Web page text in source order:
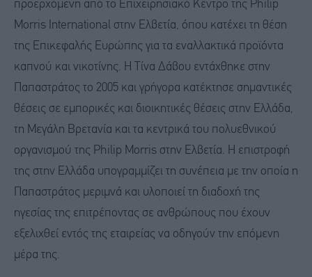
προερχόμενη από το Επιχειρησιακό Κέντρο της Philip
Morris International στην Ελβετία, όπου κατέχει τη θέση
της Επικεφαλής Ευρώπης για τα εναλλακτικά προϊόντα
καπνού και νικοτίνης. Η Τίνα Δάβου εντάχθηκε στην
Παπαστράτος το 2005 και γρήγορα κατέκτησε σημαντικές
θέσεις σε εμπορικές και διοικητικές θέσεις στην Ελλάδα,
τη Μεγάλη Βρετανία και τα κεντρικά του πολυεθνικού
οργανισμού της Philip Morris στην Ελβετία. Η επιστροφή
της στην Ελλάδα υπογραμμίζει τη συνέπεια με την οποία η
Παπαστράτος μεριμνά και υλοποιεί τη διαδοχή της
ηγεσίας της επιτρέποντας σε ανθρώπους που έχουν
εξελιχθεί εντός της εταιρείας να οδηγούν την επόμενη
μέρα της.